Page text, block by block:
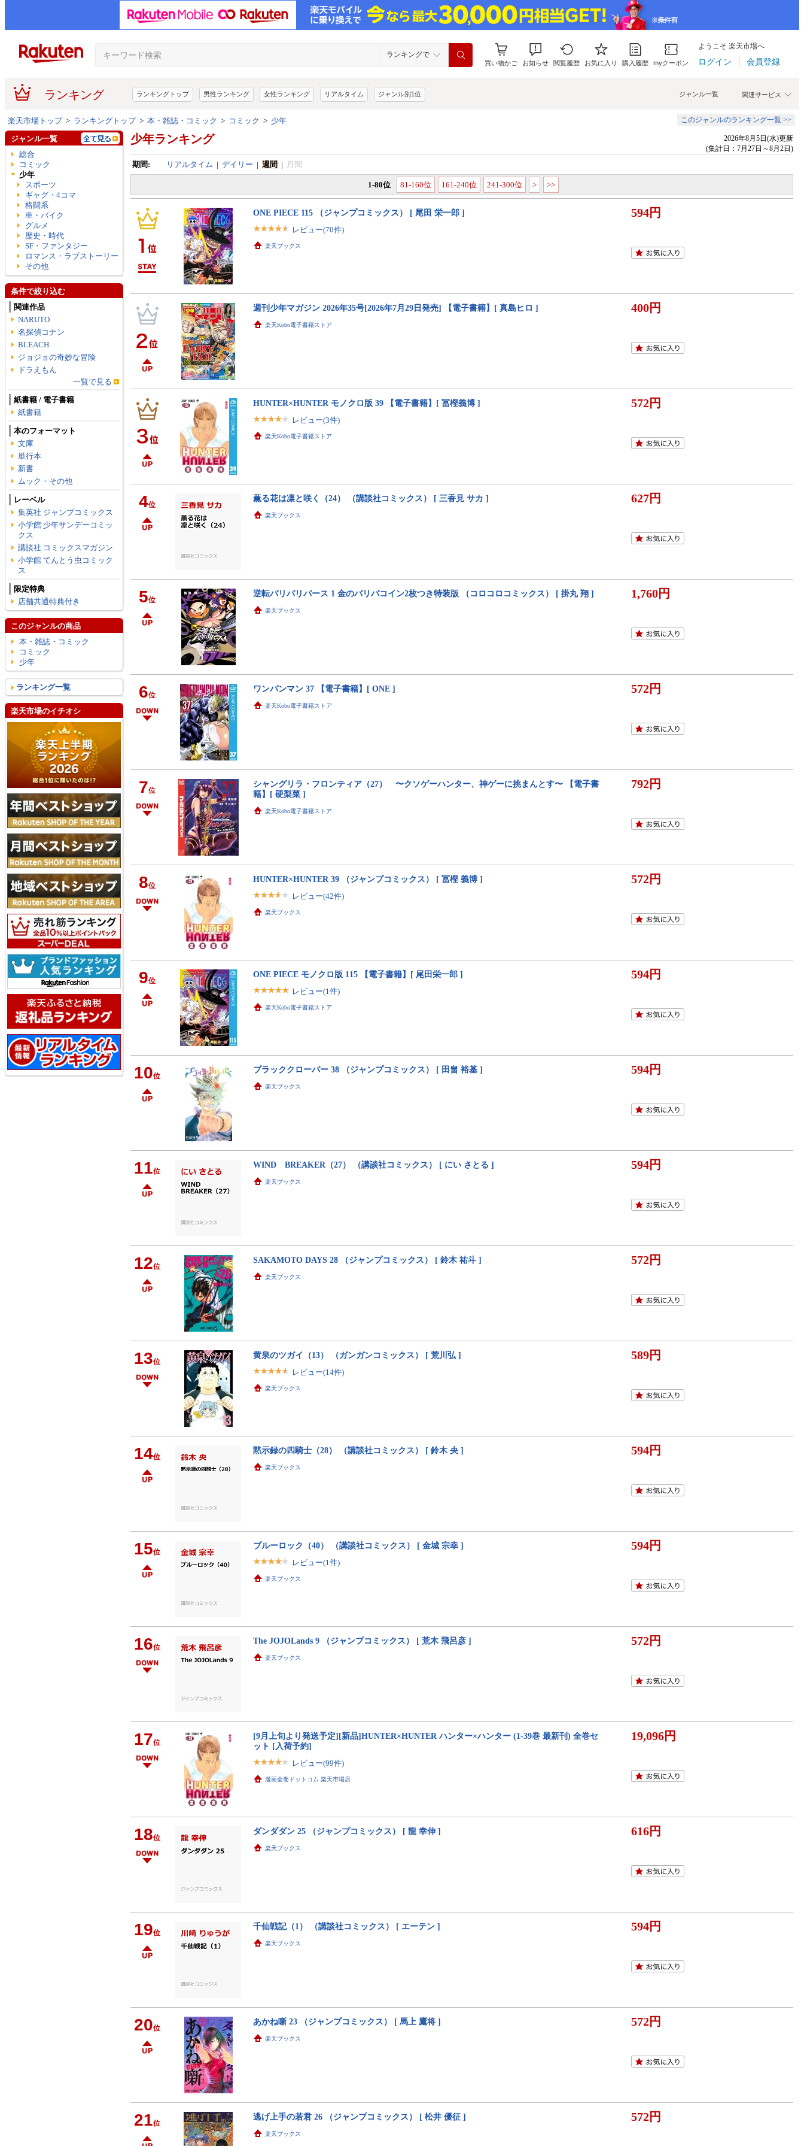
ランキングで
買い物かご お知らせ 閲覧履歴 お気に入り 購入履歴 myクーポン
ようこそ 楽天市場へ
ログイン 会員登録
ランキング 関連サービス
ジャンル一覧
ランキングトップ 男性ランキング 女性ランキング リアルタイム ジャンル別1位
楽天市場トップ> ランキングトップ> 本・雑誌・コミック > コミック > 少年 このジャンルのランキング一覧 >>
少年ランキング
2026年8月5日(水)更新
(集計日：7月27日～8月2日)
期間: リアルタイム | デイリー | 週間 | 月間
1-80位 81-160位 161-240位 241-300位 > >>
ONE PIECE 115 （ジャンプコミックス） [ 尾田 栄一郎 ]
レビュー(70件)
楽天ブックス
594円
週刊少年マガジン 2026年35号[2026年7月29日発売] 【電子書籍】[ 真島ヒロ ]
楽天Kobo電子書籍ストア
400円
HUNTER×HUNTER モノクロ版 39 【電子書籍】[ 冨樫義博 ]
レビュー(3件)
楽天Kobo電子書籍ストア
572円
4位
薫る花は凛と咲く（24） （講談社コミックス） [ 三香見 サカ ]
楽天ブックス
627円
5位
逆転バリバリバース 1 金のバリバコイン2枚つき特装版 （コロコロコミックス） [ 掛丸 翔 ]
楽天ブックス
1,760円
6位
ワンパンマン 37 【電子書籍】[ ONE ]
楽天Kobo電子書籍ストア
572円
7位
シャングリラ・フロンティア（27） 〜クソゲーハンター、神ゲーに挑まんとす〜 【電子書
籍】[ 硬梨菜 ]
楽天Kobo電子書籍ストア
792円
8位
HUNTER×HUNTER 39 （ジャンプコミックス） [ 冨樫 義博 ]
レビュー(42件)
楽天ブックス
572円
9位
ONE PIECE モノクロ版 115 【電子書籍】[ 尾田栄一郎 ]
レビュー(1件)
楽天Kobo電子書籍ストア
594円
10位
ブラッククローバー 38 （ジャンプコミックス） [ 田畠 裕基 ]
楽天ブックス
594円
11位
WIND BREAKER（27） （講談社コミックス） [ にい さとる ]
楽天ブックス
594円
12位
SAKAMOTO DAYS 28 （ジャンプコミックス） [ 鈴木 祐斗 ]
楽天ブックス
572円
13位
黄泉のツガイ（13） （ガンガンコミックス） [ 荒川弘 ]
レビュー(14件)
楽天ブックス
589円
14位
黙示録の四騎士（28） （講談社コミックス） [ 鈴木 央 ]
楽天ブックス
594円
15位
ブルーロック（40） （講談社コミックス） [ 金城 宗幸 ]
レビュー(1件)
楽天ブックス
594円
16位
The JOJOLands 9 （ジャンプコミックス） [ 荒木 飛呂彦 ]
楽天ブックス
572円
17位
[9月上旬より発送予定][新品]HUNTER×HUNTER ハンター×ハンター (1-39巻 最新刊) 全巻セ
ット [入荷予約]
レビュー(99件)
漫画全巻ドットコム 楽天市場店
19,096円
18位
ダンダダン 25 （ジャンプコミックス） [ 龍 幸伸 ]
楽天ブックス
616円
19位
千仙戦記（1） （講談社コミックス） [ エーテン ]
楽天ブックス
594円
20位
あかね噺 23 （ジャンプコミックス） [ 馬上 鷹将 ]
楽天ブックス
572円
21位
逃げ上手の若君 26 （ジャンプコミックス） [ 松井 優征 ]
楽天ブックス
572円
ジャンル一覧
総合
コミック
少年
スポーツ
ギャグ・4コマ
格闘系
車・バイク
グルメ
歴史・時代
SF・ファンタジー
ロマンス・ラブストーリー
その他
条件で絞り込む
関連作品
NARUTO
名探偵コナン
BLEACH
ジョジョの奇妙な冒険
ドラえもん
一覧で見る
紙書籍 / 電子書籍
紙書籍
本のフォーマット
文庫
単行本
新書
ムック・その他
レーベル
集英社 ジャンプコミックス
小学館 少年サンデーコミッ
クス
講談社 コミックスマガジン
小学館 てんとう虫コミック
ス
限定特典
店舗共通特典付き
このジャンルの商品
本・雑誌・コミック
コミック
少年
ランキング一覧
楽天市場のイチオシ